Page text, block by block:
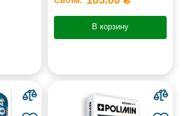
В корзину